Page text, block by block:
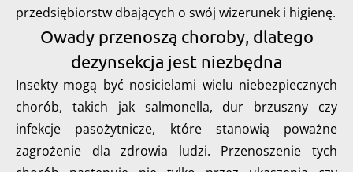
przedsiębiorstw dbających o swój wizerunek i higienę.
Owady przenoszą choroby, dlatego
dezynsekcja jest niezbędna
Insekty mogą być nosicielami wielu niebezpiecznych
chorób, takich jak salmonella, dur brzuszny czy
infekcje pasożytnicze, które stanowią poważne
zagrożenie dla zdrowia ludzi. Przenoszenie tych